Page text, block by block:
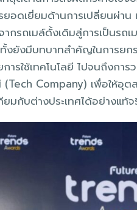
ดเยี่ยมด้านการเปลี่ยนผ่าน
กรถเมล์ดั้งเดิมสู่การเป็นรถ
งยังมีบทบาทสำคัญในการ
รใช้เทคโนโลยี ไปจนถึงการ
Company) เพื่อให้อุต
กับต่างประเทศได้อย่างแท้จ